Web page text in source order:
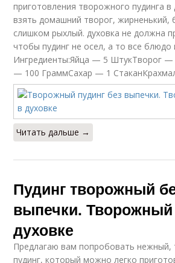
приготовления творожного пудинга в
взять домашний творог, жирненький,
слишком рыхлый. духовка не должна
чтобы пудинг не осел, а то все блюдо
Ингредиенты:Яйца — 5 ШтукТворог
— 100 ГраммСахар — 1
Читать дальше →
Пудинг творожный
выпечки. Творожный
духовке
Предлагаю вам попробовать
пудинг, который можно легко